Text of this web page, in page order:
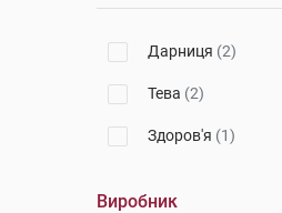
Дарниця (2)
Тева (2)
Здоров'я (1)
Виробник